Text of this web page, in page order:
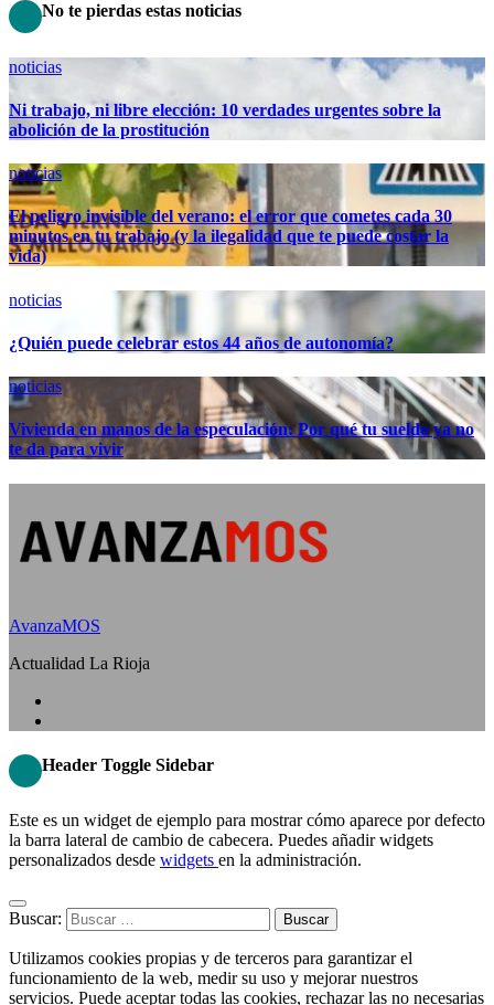
No te pierdas estas noticias
noticias
Ni trabajo, ni libre elección: 10 verdades urgentes sobre la
abolición de la prostitución
noticias
El peligro invisible del verano: el error que cometes cada 30
minutos en tu trabajo (y la ilegalidad que te puede costar la
vida)
noticias
¿Quién puede celebrar estos 44 años de autonomía?
noticias
Vivienda en manos de la especulación: Por qué tu sueldo ya no
te da para vivir
AvanzaMOS
Actualidad La Rioja
Header Toggle Sidebar
Este es un widget de ejemplo para mostrar cómo aparece por defecto
la barra lateral de cambio de cabecera. Puedes añadir widgets
personalizados desde widgets en la administración.
Buscar:
Utilizamos cookies propias y de terceros para garantizar el
funcionamiento de la web, medir su uso y mejorar nuestros
servicios. Puede aceptar todas las cookies, rechazar las no necesarias